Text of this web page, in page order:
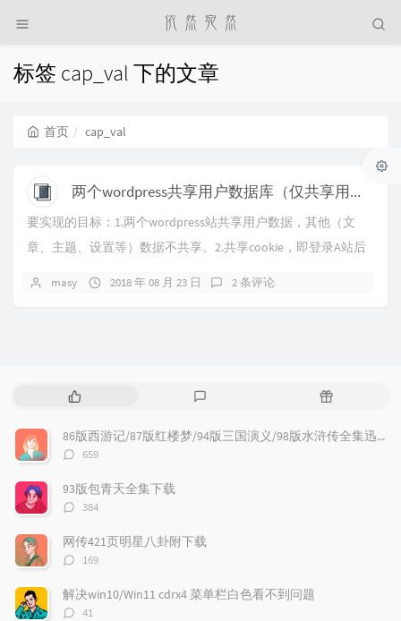
标签 cap_val 下的文章
首页 cap_val
两个wordpress共享用户数据库（仅共享用户数据，其他数据不共享）
要实现的目标：1.两个wordpress站共享用户数据，其他（文
章、主题、设置等）数据不共享。2.共享cookie，即登录A站后
masy 2018 年 08 月 23 日 2 条评论
热
文
章
评
论
随
文
章
86版西游记/87版红楼梦/94版三国演义/98版水浒传全集迅雷下载
评
数：
659
93版包青天全集下载
评
数：
384
网传421页明星八卦附下载
评
数：
169
解决win10/Win11 cdrx4 菜单栏白色看不到问题
评
41